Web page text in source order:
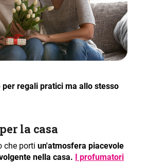
per regali pratici ma allo stesso
la casa
che porti un'atmosfera piacevole
nella casa.
I profumatori